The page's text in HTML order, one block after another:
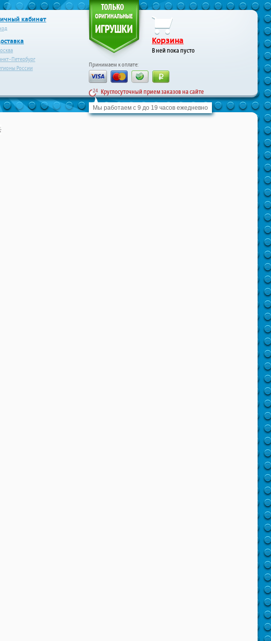
кабинет
Петербург
России
Корзина
В ней пока пусто
Принимаем к оплате:
Круглосуточный прием заказов на сайте
Мы работаем с 9 до 19 часов ежедневно